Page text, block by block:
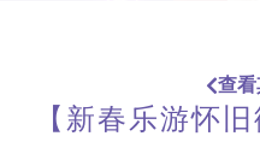
查
【新春乐游怀